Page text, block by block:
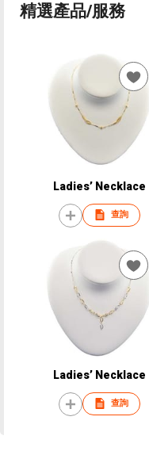
精選產品/服務
Ladies’ Necklace
查詢
Ladies’ Necklace
查詢